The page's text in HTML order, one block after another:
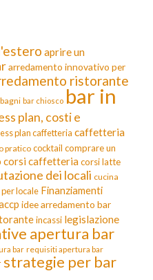
aprire un
arredamento innovativo per
ristorante
bagni bar chiosco bar in
plan, costi e
plan caffetteria caffetteria
pratico cocktail comprare un
corsi caffetteriacorsi latte
dei locali cucina
locale Finanziamenti
idee arredamento bar
incassi legislazione
apertura bar
bar requisiti apertura bar
strategie per bar